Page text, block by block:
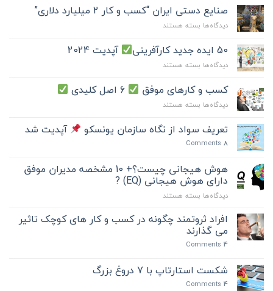
فرانچایز
جهان
حقوق
کارمندان
≠
کارآیی”
راز
برای
مدیران
“
صنایع دستی ایران “کسب و کار 2 میلیارد دلاری”
دیدگاه‌ها برای
دستی
ایران
“کسب
کار
2
میلیارد
بسته هستند
50 ایده جدید کارآفرینی آپدیت 2024
دیدگاه‌ها برای
ایده
جدید
کارآفرینی
آپدیت
2024
بسته هستند
کسب و کارهای موفق 6 اصل کلیدی
دیدگاه‌ها برای
کارهای
موفق
6
اصل
کلیدی
بسته هستند
تعریف سواد از نگاه سازمان یونسکو آپدیت شد
8
هوش هیجانی چیست؟+ 10 مشخصه مدیران موفق
دارای هوش هیجانی (EQ) ?
دیدگاه‌ها برای
هیجانی
چیست؟
+
10
مدیران
دارای
بسته هستند
افراد ثروتمند چگونه در کسب و کار های کوچک تاثیر
می گذارند
4
شکست استارتاپ با 7 دروغ بزرگ
4